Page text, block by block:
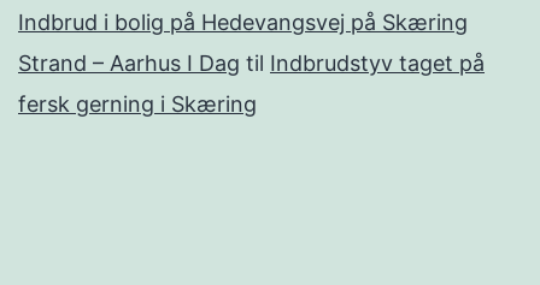
Indbrud i bolig på Hedevangsvej på Skæring
Strand – Aarhus I Dag til Indbrudstyv taget på
fersk gerning i Skæring